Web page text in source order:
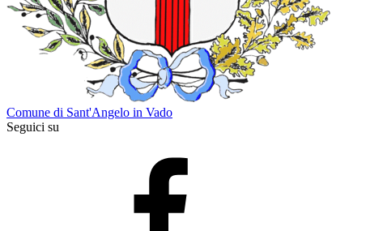
Comune di Sant'Angelo in Vado
Seguici su